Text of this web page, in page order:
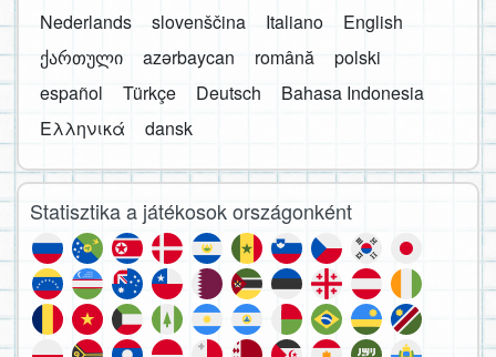
Nederlands
slovenščina Italiano
English
ქართული
azərbaycan română
polski
español
Türkçe Deutsch
Bahasa Indonesia
Ελληνικά
dansk
Statisztika a játékosok országonként